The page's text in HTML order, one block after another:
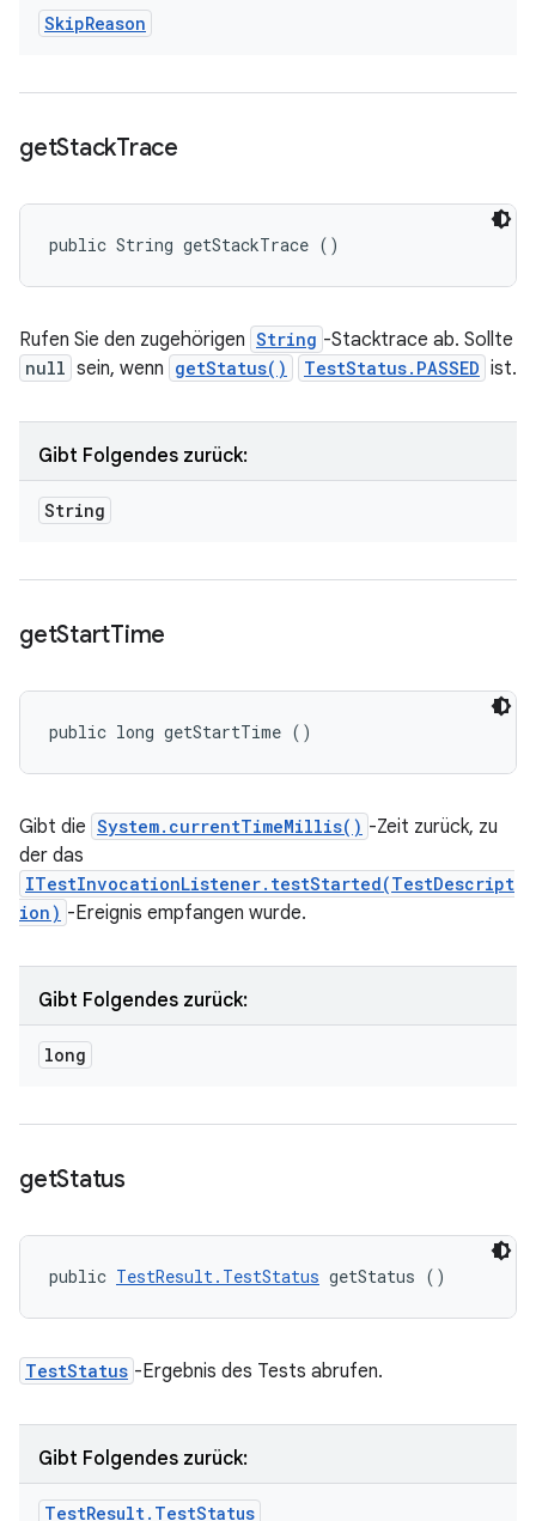
SkipReason
getStackTrace
public String getStackTrace ()
Rufen Sie den zugehörigen String -Stacktrace ab. Sollte
null sein, wenn getStatus() TestStatus.PASSED ist.
Gibt Folgendes zurück:
String
getStartTime
public long getStartTime ()
Gibt die System.currentTimeMillis() -Zeit zurück, zu
der das
ITestInvocationListener.testStarted(TestDescript
ion) -Ereignis empfangen wurde.
Gibt Folgendes zurück:
long
getStatus
public TestResult.TestStatus getStatus ()
TestStatus -Ergebnis des Tests abrufen.
Gibt Folgendes zurück:
TestResult. TestStatus